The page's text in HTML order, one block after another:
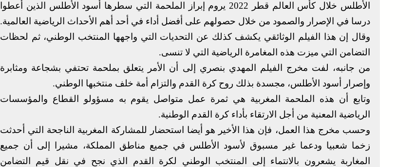
الأطلس خلال كأس العالم قطر 2022 يروم إبراز الملحمة التي سطرها أسود الأطلس الذين أعطوا
درسا في الإصرار والصمود من خلال حصولهم على أفضل أداء في أحد أهم الأحداث الرياضية العالمية.
وقال إن هذا الفيلم الوثائقي يكشف كذلك عن التحديات التي واجهها المنتخب الوطني، ثم لحظات
التضامن التي ميزت هذه المغامرة الرياضية التي لا تنسى.
من جانبه، لفت مخرج الفيلم المهدي بنصري إلى أن الأمر يتعلق بملحمة تحتفي بشجاعة ومثابرة
وإصرار أسود الأطلس، مجسدة بذلك روح كرة القدم والتزام أمة خلف منتخبها الوطني.
وتابع أن هذه الملحمة المغربية هي ثمرة عمل متواصل يقوم به مسؤولو القطاع والمؤسسات
الرياضية المعنية من أجل الارتقاء بأداء كرة القدم الوطنية.
وحسب مخرج هذا العمل، فإن هذا الأخير هو أيضا استحضار للمشاركة المغربية الناجحة التي أحدثت
زخما شعبيا ودعما غير مسبوق لأسود الأطلس في جميع مناطق المملكة، مشيرا إلى أن جميع
المغاربة يشعرون بالانتماء إلى المنتخب الوطني لكرة القدم الذي نجح في نقل قيم التضامن